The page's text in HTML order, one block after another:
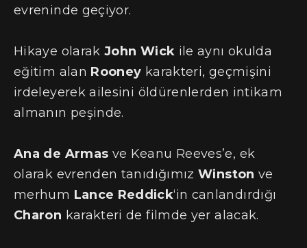
evreninde geçiyor.
Hikaye olarakJohn Wick ile aynı okulda
eğitim alan Rooney karakteri, geçmişini
irdeleyerek ailesini öldürenlerden intikam
almanın peşinde.
Ana de Armas ve Keanu Reeves’e, ek
olarak evrenden tanıdığımızWinston ve
merhum Lance Reddick‘in canlandırdığı
Charon karakteri de filmde yer alacak.